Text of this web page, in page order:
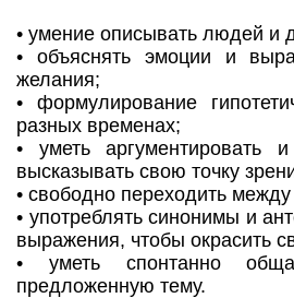
• умение описывать людей и
• объяснять эмоции и
желания;
• формулирование
разных временах;
• уметь аргументировать
высказывать свою точку
• свободно переходить
• употреблять синонимы и
выражения, чтобы окрасить
• уметь спонтанно
предложенную тему.